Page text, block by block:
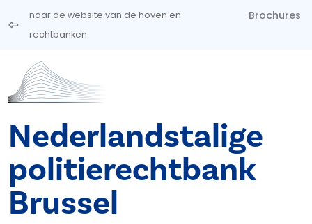
Overslaan en naar de inhoud gaan
naar de website van de hoven en
rechtbanken
Brochures
Nederlandstalige
politierechtbank
Brussel